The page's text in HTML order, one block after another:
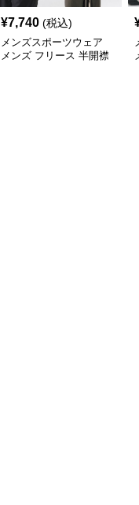
¥7,740 (税込)
メンズスポーツウェア
メンズ フリース 半開襟